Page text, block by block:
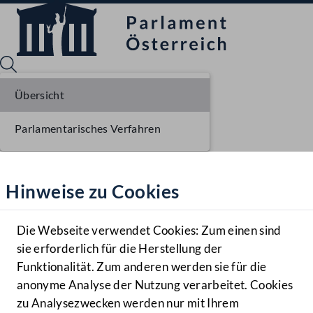
Hilfe
Benutzer
Navigationsmenü öffnen
MENÜ
Hinweise zu Cookies
Die Webseite verwendet Cookies: Zum einen sind
sie erforderlich für die Herstellung der
Funktionalität. Zum anderen werden sie für die
anonyme Analyse der Nutzung verarbeitet. Cookies
zu Analysezwecken werden nur mit Ihrem
Übersicht
Parlamentarisches Verfahren